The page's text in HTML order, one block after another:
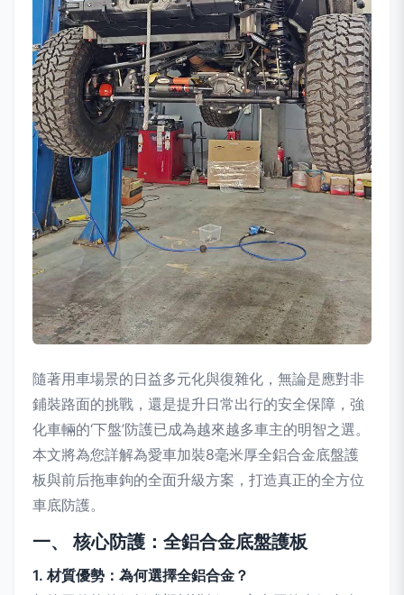
隨著用車場景的日益多元化與復雜化，無論是應對非
鋪裝路面的挑戰，還是提升日常出行的安全保障，強
化車輛的‘下盤’防護已成為越來越多車主的明智之選。
本文將為您詳解為愛車加裝8毫米厚全鋁合金底盤護
板與前后拖車鉤的全面升級方案，打造真正的全方位
車底防護。
一、 核心防護：全鋁合金底盤護板
1. 材質優勢：為何選擇全鋁合金？